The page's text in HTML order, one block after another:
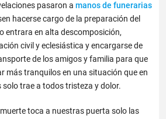
pasaron amanos de funerarias
hacerse cargo de la preparación del
entrara en alta descomposición,
civil y eclesiástica y encargarse de
de los amigos y familia para que
más tranquilos en una situación que en
solo trae a todos tristeza y dolor.
toca a nuestras puerta solo las